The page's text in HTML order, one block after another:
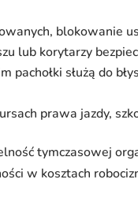
blokowanie
lub korytarzy
pachołki służą do
prawa jazdy,
tymczasowej
w kosztach